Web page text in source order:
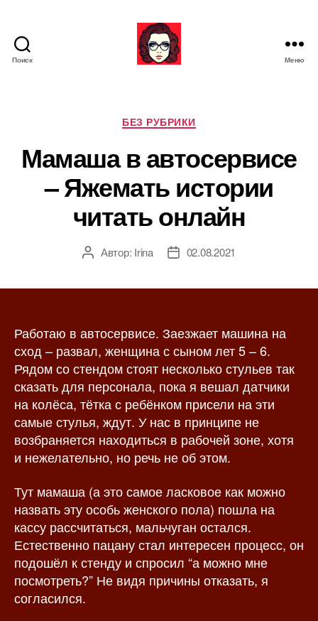
Поиск
М
а
т
ь
Меню
Р
у
б
р
и
к
и
БЕЗ РУБРИКИ
Мамаша в автосервисе
– Яжемать истории
читать онлайн
А
з
а
и
с
и
Автор: Irina
Д
а
п
с
и
02.08.2021
Работаю в автосервисе. Заезжает машина на
сход – развал, женщина с сыном лет 5 – 6.
Рядом со стендом стоят несколько стульев так
сказать для персонала, пока я вешал датчики
на колёса, тётка с ребёнком присели на эти
самые стулья, ждут. У нас в принципе не
возбраняется находиться в рабочей зоне, хотя
и нежелательно, но речь не об этом.
Тут мамаша (а это самое ласковое как можно
назвать эту особь женского пола) пошла на
кассу рассчитаться, мальчуган остался.
Естественно пацану стал интересен процесс, он
подошёл к стенду и спросил “а можно мне
посмотреть?” Не видя причины отказать, я
согласился.